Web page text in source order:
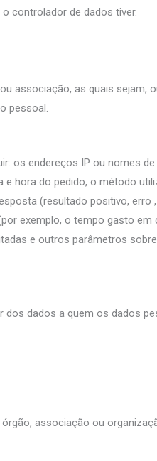
controlador de dados tiver.
associação, as quais sejam,
pessoal.
os endereços IP ou nomes
hora do pedido, o método
(resultado positivo, erro
exemplo, o tempo gasto
e outros parâmetros
dados a quem os dados
associação ou